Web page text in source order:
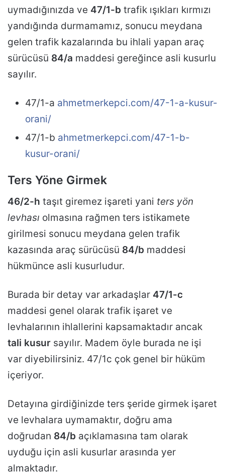
uymadığınızda ve 47/1-b trafik ışıkları kırmızı
yandığında durmamamız, sonucu meydana
gelen trafik kazalarında bu ihlali yapan araç
sürücüsü 84/a maddesi gereğince asli kusurlu
sayılır.
47/1-a ahmetmerkepci.com/47-1-a-kusur-
orani/
47/1-b ahmetmerkepci.com/47-1-b-
kusur-orani/
Ters Yöne Girmek
46/2-h taşıt giremez işareti yani ters yön
levhası olmasına rağmen ters istikamete
girilmesi sonucu meydana gelen trafik
kazasında araç sürücüsü 84/b maddesi
hükmünce asli kusurludur.
Burada bir detay var arkadaşlar 47/1-c
maddesi genel olarak trafik işaret ve
levhalarının ihlallerini kapsamaktadır ancak
tali kusur sayılır. Madem öyle burada ne işi
var diyebilirsiniz. 47/1c çok genel bir hüküm
içeriyor.
Detayına girdiğinizde ters şeride girmek işaret
ve levhalara uymamaktır, doğru ama
doğrudan 84/b açıklamasına tam olarak
uyduğu için asli kusurlar arasında yer
almaktadır.